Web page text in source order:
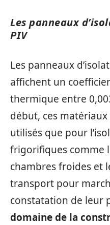
Les panneaux
PIV
Les panneaux
affichent un
thermique entre
début, ces matériaux
utilisés que pour
frigorifiques comme
chambres froides et
transport pour
constatation de leur
domaine de la